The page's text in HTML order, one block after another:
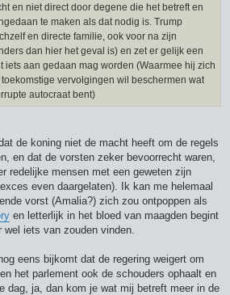
en niet direct door degene die het betreft en
te maken als dat nodig is. Trump
en directe familie, ook voor na zijn
dan hier het geval is) en zet er gelijk een
iets aan gedaan mag worden (Waarmee hij zich
vervolgingen wil beschermen wat
autocraat bent)
de koning niet de macht heeft om de regels
en dat de vorsten zeker bevoorrecht waren,
redelijke mensen met een geweten zijn
even daargelaten). Ik kan me helemaal
vorst (Amalia?) zich zou ontpoppen als
en letterlijk in het bloed van maagden begint
iets van zouden vinden.
eens bijkomt dat de regering weigert om
het parlement ook de schouders ophaalt en
dag, ja, dan kom je wat mij betreft meer in de